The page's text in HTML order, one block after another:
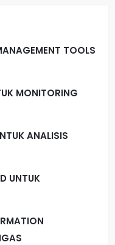
TOOLS
MONITORING
ANALISIS
UNTUK